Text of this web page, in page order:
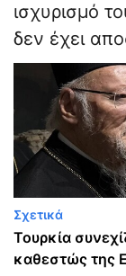
ισχυρισμό
δεν έχει
Σχετικά
Τουρκία
καθεστώς της